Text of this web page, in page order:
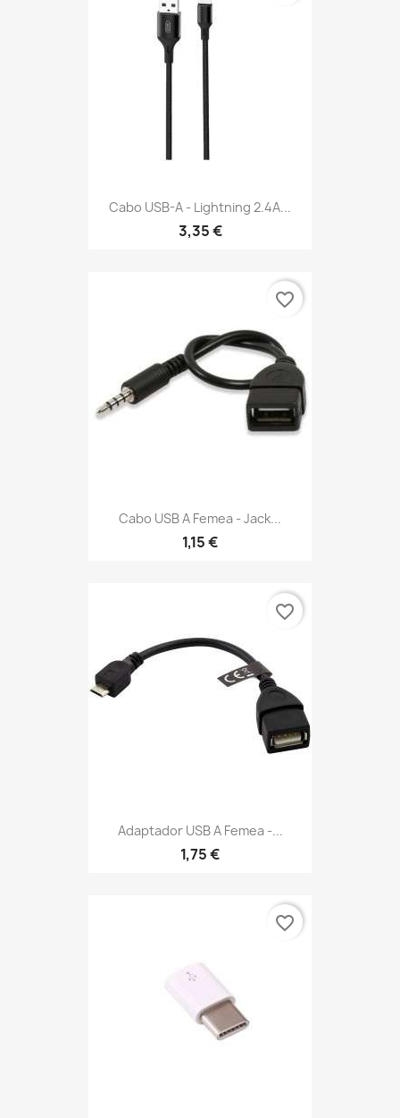
Cabo USB-A - Lightning 2.4A...
3,35 €
Cabo USB A Femea - Jack...
1,15 €
favorite_border
Adaptador USB A Femea -...
1,75 €
favorite_border
favorite_border